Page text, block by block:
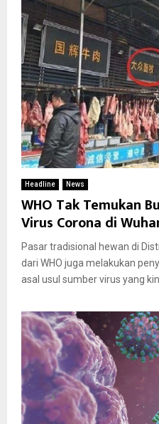
Headline News
WHO Tak Temukan
Virus Corona di
Pasar tradisional hewan di
dari WHO juga melakukan
asal usul sumber virus yang